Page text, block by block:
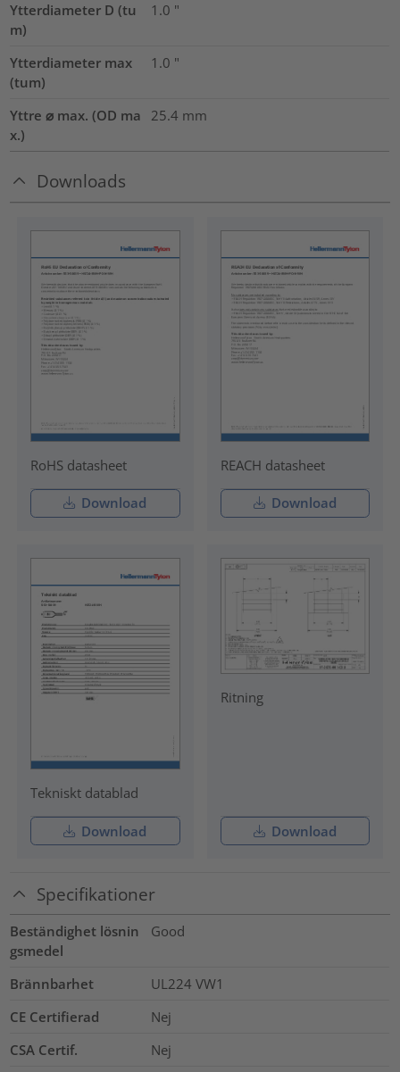
Ytterdiameter D (tu
m)
1.0 "
Ytterdiameter max
(tum)
1.0 "
Yttre ⌀ max. (OD ma
x.)
25.4 mm
Downloads
RoHS datasheet
Download
REACH datasheet
Download
Tekniskt datablad
Download
Ritning
Download
Specifikationer
Beständighet lösnin
gsmedel
Good
Brännbarhet
UL224 VW1
CE Certifierad
Nej
CSA Certif.
Nej